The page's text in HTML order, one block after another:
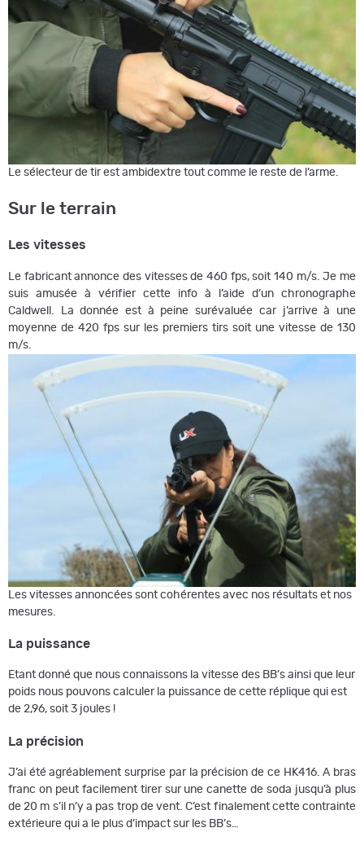
Le sélecteur de tir est ambidextre tout comme le reste de l’arme.
Sur le terrain
Les vitesses
Le fabricant annonce des vitesses de 460 fps, soit 140 m/s. Je me
suis amusée à vérifier cette info à l’aide d’un chronographe
Caldwell. La donnée est à peine surévaluée car j’arrive à une
moyenne de 420 fps sur les premiers tirs soit une vitesse de 130
m/s.
Les vitesses annoncées sont cohérentes avec nos résultats et nos
mesures.
La puissance
Etant donné que nous connaissons la vitesse des BB’s ainsi que leur
poids nous pouvons calculer la puissance de cette réplique qui est
de 2,96, soit 3 joules !
La précision
J’ai été agréablement surprise par la précision de ce HK416. A bras
franc on peut facilement tirer sur une canette de soda jusqu’à plus
de 20 m s’il n’y a pas trop de vent. C’est finalement cette contrainte
extérieure qui a le plus d’impact sur les BB’s…